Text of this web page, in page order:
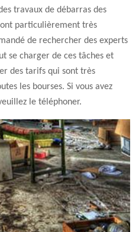
travaux de débarras des
particulièrement très
de rechercher des experts
se charger de ces tâches et
des tarifs qui sont très
les bourses. Si vous avez
le téléphoner.